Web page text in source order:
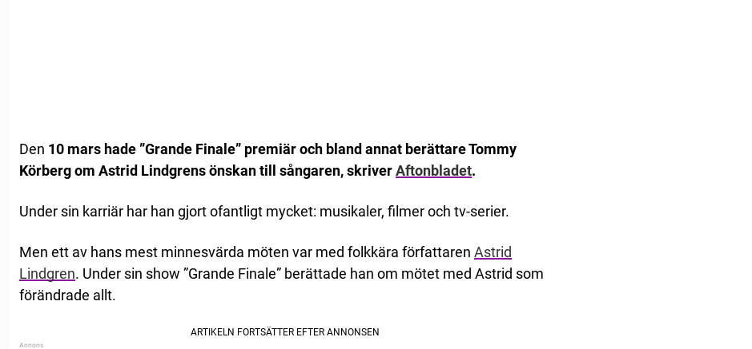
Den 10 mars hade ”Grande Finale” premiär och bland annat berättare Tommy
Körberg om Astrid Lindgrens önskan till sångaren, skriverAftonbladet.
Under sin karriär har han gjort ofantligt mycket: musikaler, filmer och tv-serier.
Men ett av hans mest minnesvärda möten var med folkkära författaren Astrid
Lindgren. Under sin show ”Grande Finale” berättade han om mötet med Astrid som
förändrade allt.